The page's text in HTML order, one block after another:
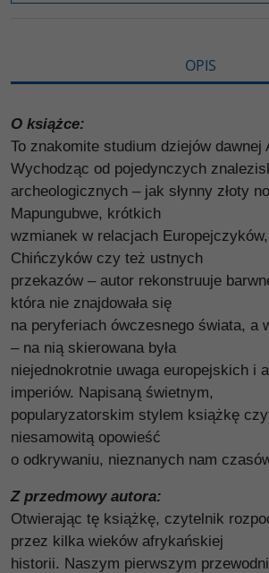
OPIS
O książce:
To znakomite studium dziejów dawnej
Wychodząc od pojedynczych
archeologicznych – jak słynny złoty
Mapungubwe, krótkich
wzmianek w relacjach
Chińczyków czy też ustnych
przekazów – autor rekonstruuje
która nie znajdowała się
na peryferiach ówczesnego świata, a
– na nią skierowana była
niejednokrotnie uwaga europejskich i
imperiów. Napisaną świetnym,
popularyzatorskim stylem książkę
niesamowitą opowieść
o odkrywaniu, nieznanych nam
Z przedmowy autora:
Otwierając tę książkę, czytelnik
przez kilka wieków afrykańskiej
historii. Naszym pierwszym